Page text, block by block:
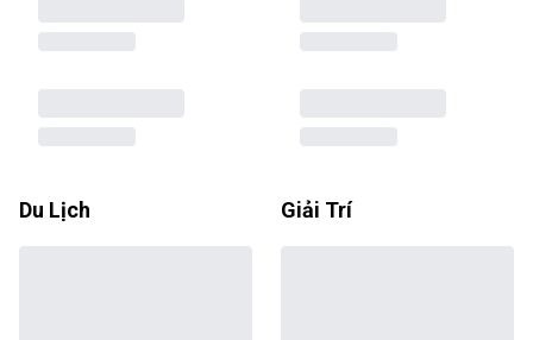
Du Lịch Giải Trí